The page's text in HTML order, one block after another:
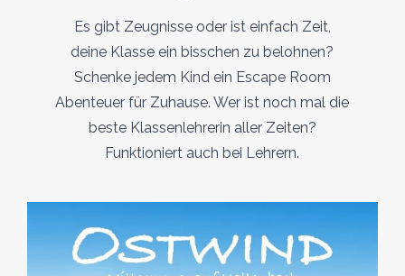
Es gibt Zeugnisse oder ist einfach Zeit,
deine Klasse ein bisschen zu belohnen?
Schenke jedem Kind ein Escape Room
Abenteuer für Zuhause. Wer ist noch mal die
beste Klassenlehrerin aller Zeiten?
Funktioniert auch bei Lehrern.